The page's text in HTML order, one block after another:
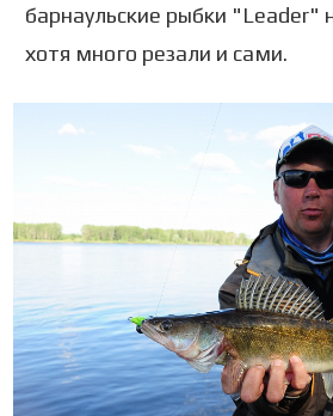
барнаульские рыбки "Leader"
хотя много резали и сами.